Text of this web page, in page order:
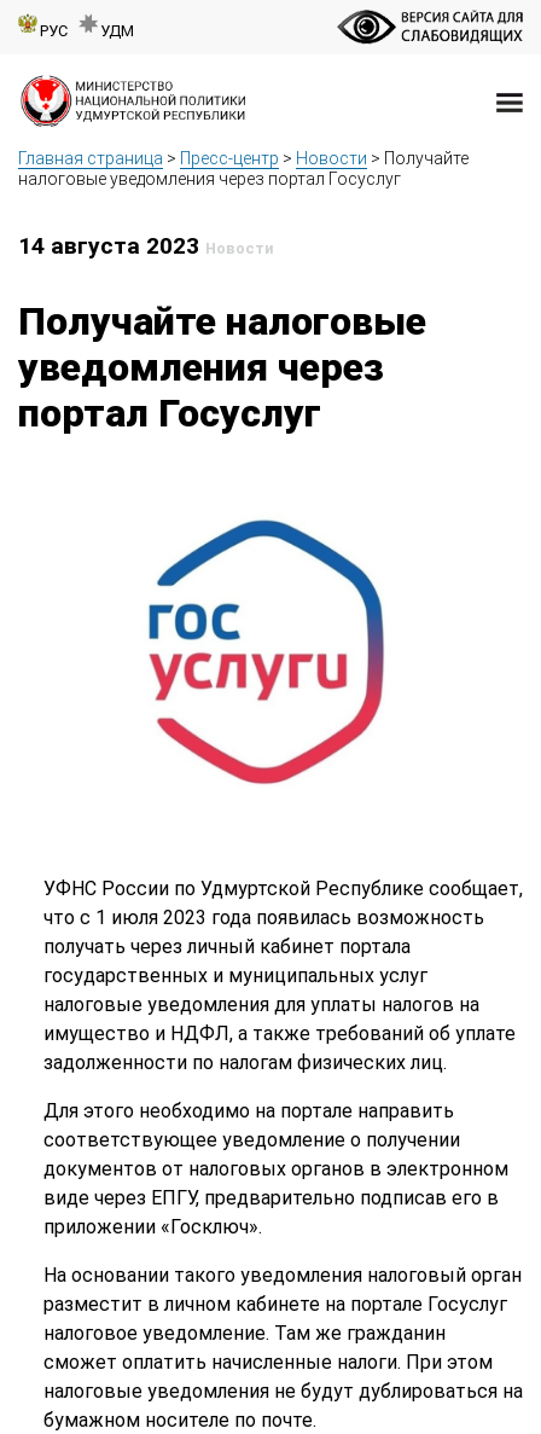
РУС УДМ
Главная страница > Пресс-центр > Новости > Получайте
налоговые уведомления через портал Госуслуг
14 августа 2023 Новости
Получайте налоговые
уведомления через
портал Госуслуг
УФНС России по Удмуртской Республике сообщает,
что с 1 июля 2023 года появилась возможность
получать через личный кабинет портала
государственных и муниципальных услуг
налоговые уведомления для уплаты налогов на
имущество и НДФЛ, а также требований об уплате
задолженности по налогам физических лиц.
Для этого необходимо на портале направить
соответствующее уведомление о получении
документов от налоговых органов в электронном
виде через ЕПГУ, предварительно подписав его в
приложении «Госключ».
На основании такого уведомления налоговый орган
разместит в личном кабинете на портале Госуслуг
налоговое уведомление. Там же гражданин
сможет оплатить начисленные налоги. При этом
налоговые уведомления не будут дублироваться на
бумажном носителе по почте.